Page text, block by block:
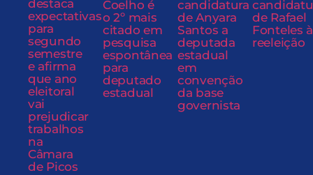
destaca
expectativas
para
segundo
semestre
e afirma
que ano
eleitoral
vai
prejudicar
trabalhos
na
Câmara
de Picos
Coelho é
o 2º mais
citado em
pesquisa
espontânea
para
deputado
estadual
candidatura
de Anyara
Santos a
deputada
estadual
em
convenção
da base
governista
de Rafael
Fonteles à
reeleição